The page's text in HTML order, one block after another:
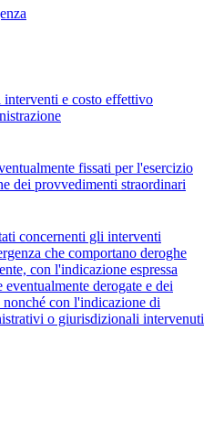
e costo effettivo
fissati per l'esercizio
dei provvedimenti straordinari
concernenti gli interventi
che comportano deroghe
con l'indicazione espressa
derogate e dei
con l'indicazione di
o giurisdizionali intervenuti